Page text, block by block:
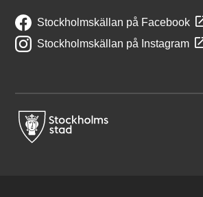
Stockholmskällan på Facebook
Stockholmskällan på Instagram